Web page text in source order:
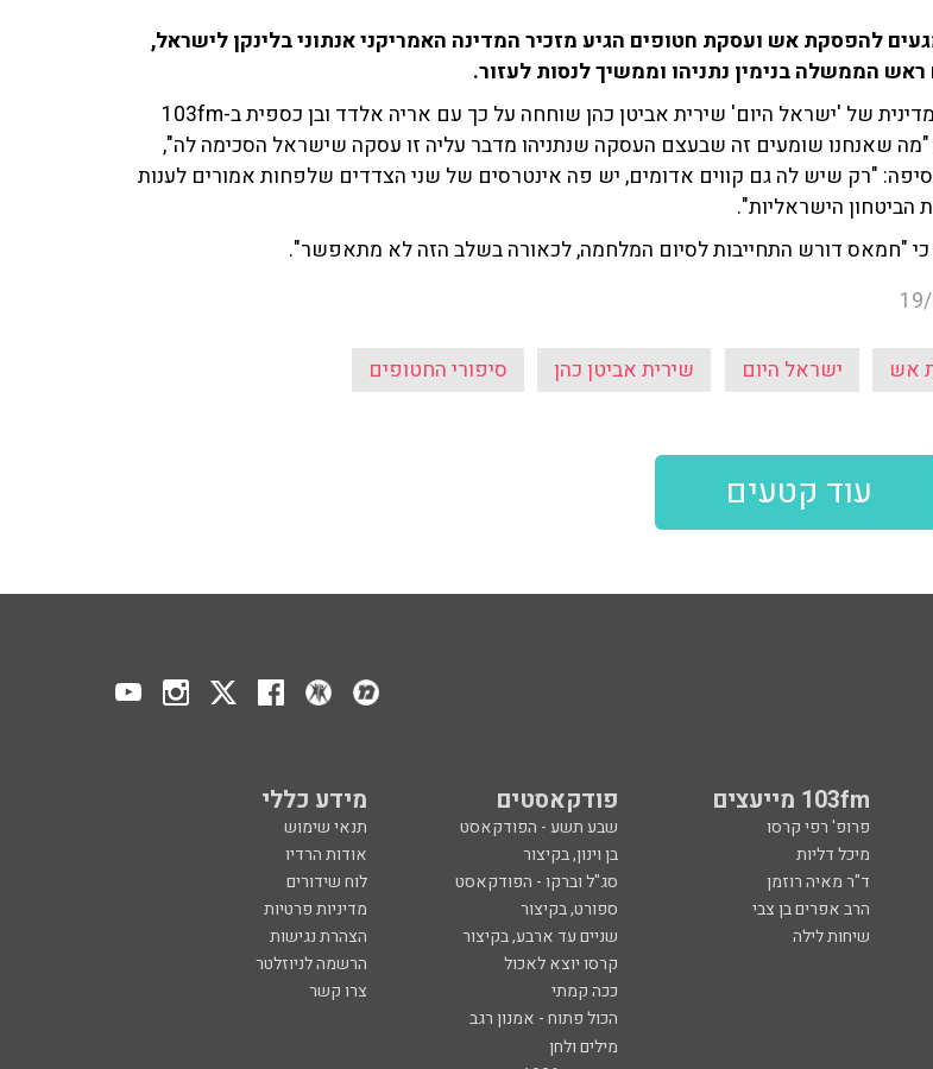
להפסקת אש ועסקת חטופים הגיע מזכיר המדינה האמריקני אנתוני בלינקן לישראל,
הממשלה בנימין נתניהו וממשיך לנסות לעזור.
הכתבת המדינית של 'ישראל היום' שירית אביטן כהן שוחחה על כך עם אריה אלדד ובן כספית ב-103fm
"מה שאנחנו שומעים זה שבעצם העסקה שנתניהו מדבר עליה זו עסקה שישראל הסכימה לה",
"רק שיש לה גם קווים אדומים, יש פה אינטרסים של שני הצדדים שלפחות אמורים לענות
הביטחון הישראליות".
כי "חמאס דורש התחייבות לסיום המלחמה, לכאורה בשלב הזה לא מתאפשר".
אש ישראל היום שירית אביטן כהן סיפורי החטופים
עוד קטעים
103fm מייעצים פודקאסטים מידע כללי
פרופ' רפי קרסו שבע תשע - הפודקאסט
תנאי שימוש
מיכל דליות בן וינון, בקיצור
אודות הרדיו
ד"ר מאיה רוזמן סג"ל וברקו - הפודקאסט
לוח שידורים
הרב אפרים בן צבי ספורט, בקיצור
מדיניות פרטיות
שיחות לילה שניים עד ארבע, בקיצור
הצהרת נגישות
קרסו יוצא לאכול
הרשמה לניוזלטר
ככה קמתי
צרו קשר
הכול פתוח - אמנון רגב
מילים ולחן